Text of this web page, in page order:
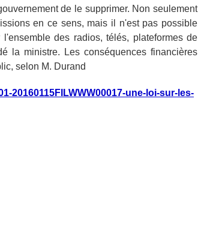
de le supprimer. Non seulement
en ce sens, mais il n'est pas possible
des radios, télés, plateformes de
la ministre. Les conséquences financières
selon M. Durand
20160115FILWWW00017-une-loi-sur-les-